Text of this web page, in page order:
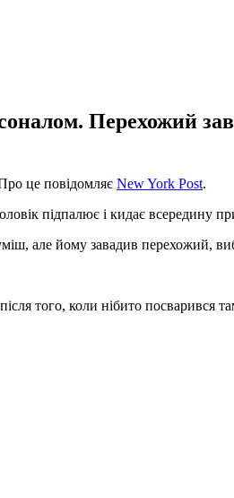
Перехожий
це повідомляє New York Post.
підпалює і кидає всередину
але йому завадив перехожий,
того, коли нібито посварився